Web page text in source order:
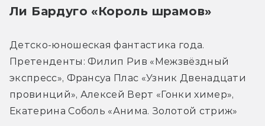
Ли Бардуго «Король шрамов»
Детско-юношеская фантастика года.
Претенденты: Филип Рив «Межзвёздный
экспресс», Франсуа Плас «Узник Двенадцати
провинций», Алексей Верт «Гонки химер»,
Екатерина Соболь «Анима. Золотой стриж»